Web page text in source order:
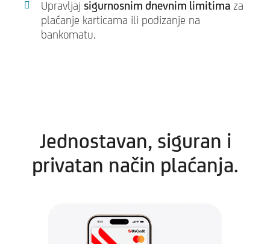
Upravljaj sigurnosnim dnevnim limitima za
plaćanje karticama ili podizanje na
bankomatu.
Jednostavan, siguran i
privatan način plaćanja.